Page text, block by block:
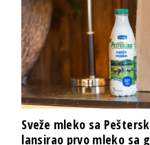
Sveže mleko sa
lansirao prvo mleko sa